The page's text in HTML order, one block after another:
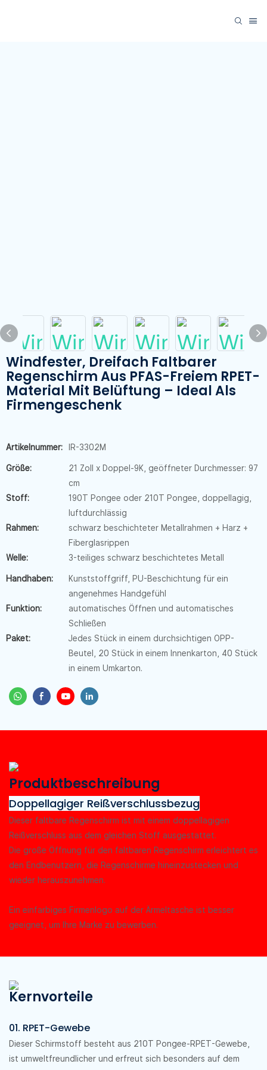
Windfester, Dreifach Faltbarer
Regenschirm Aus PFAS-Freiem RPET-
Material Mit Belüftung – Ideal Als
Firmengeschenk
Artikelnummer: IR-3302M
Größe:
21 Zoll x Doppel-9K, geöffneter Durchmesser: 97
cm
Stoff:
190T Pongee oder 210T Pongee, doppellagig,
luftdurchlässig
Rahmen:
schwarz beschichteter Metallrahmen + Harz +
Fiberglasrippen
Welle:
3-teiliges schwarz beschichtetes Metall
Handhaben:
Kunststoffgriff, PU-Beschichtung für ein
angenehmes Handgefühl
Funktion:
automatisches Öffnen und automatisches
Schließen
Paket:
Jedes Stück in einem durchsichtigen OPP-
Beutel, 20 Stück in einem Innenkarton, 40 Stück
in einem Umkarton.
Produktbeschreibung
Doppellagiger Reißverschlussbezug
Dieser faltbare Regenschirm ist mit einem doppellagigen
Reißverschluss aus dem gleichen Stoff ausgestattet.
Die große Öffnung für den faltbaren Regenschirm erleichtert es
den Endbenutzern, die Regenschirme hineinzustecken und
wieder herauszunehmen.
Ein einfarbiges Firmenlogo auf der Ärmeltasche ist besser
geeignet, um Ihre Marke zu bewerben.
Kernvorteile
01. RPET-Gewebe
Dieser Schirmstoff besteht aus 210T Pongee-RPET-Gewebe,
ist umweltfreundlicher und erfreut sich besonders auf dem